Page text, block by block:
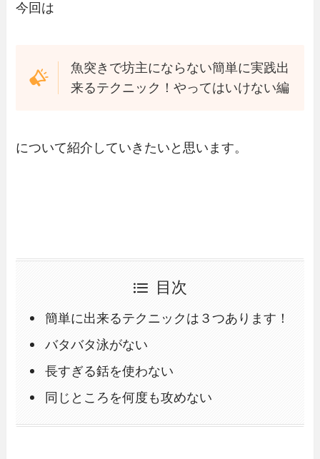
今回は
魚突きで坊主にならない簡単に実践出
来るテクニック！やってはいけない編
について紹介していきたいと思います。
目次
簡単に出来るテクニックは３つあります！
バタバタ泳がない
長すぎる銛を使わない
同じところを何度も攻めない